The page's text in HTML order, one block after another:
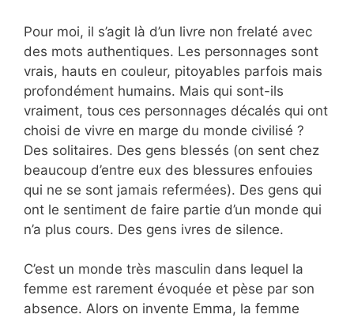
Pour moi, il s’agit là d’un livre non frelaté avec
des mots authentiques. Les personnages sont
vrais, hauts en couleur, pitoyables parfois mais
profondément humains. Mais qui sont-ils
vraiment, tous ces personnages décalés qui ont
choisi de vivre en marge du monde civilisé ?
Des solitaires. Des gens blessés (on sent chez
beaucoup d’entre eux des blessures enfouies
qui ne se sont jamais refermées). Des gens qui
ont le sentiment de faire partie d’un monde qui
n’a plus cours. Des gens ivres de silence.
C’est un monde très masculin dans lequel la
femme est rarement évoquée et pèse par son
absence. Alors on invente Emma, la femme